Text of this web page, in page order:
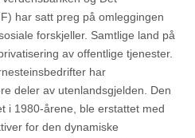
har satt preg på omleggingen
forskjeller. Samtlige land på
av offentlige tjenester.
har
deler av utenlandsgjelden. Den
i 1980-årene, ble erstattet med
for den dynamiske